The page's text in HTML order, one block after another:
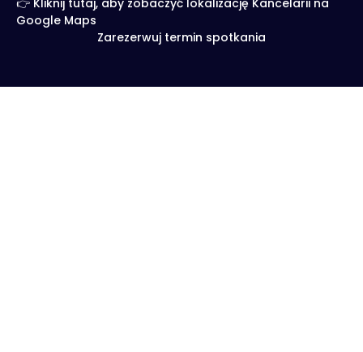
👉 Kliknij tutaj, aby zobaczyć lokalizację Kancelarii na
Google Maps
Zarezerwuj termin spotkania